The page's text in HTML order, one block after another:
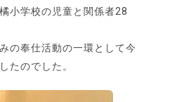
小学校の児童と関係者28
の奉仕活動の一環として今
たのでした。